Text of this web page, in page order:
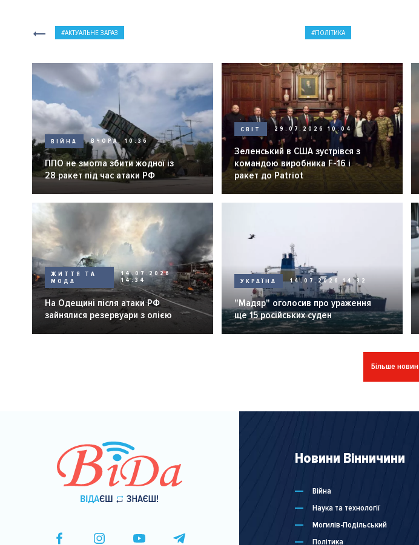
АКТУАЛЬНЕ ЗАРАЗ ПОЛІТИКА
ВІЙНА ВЧОРА, 10:36
ППО не змогла збити жодної із
28 ракет під час атаки РФ
СВІТ 29.07.2026 10:04
Зеленський в США зустрівся з
командою виробника F-16 і
ракет до Patriot
ЖИТТЯ ТА
МОДА
14.07.2026
14:34
На Одещині після атаки РФ
зайнялися резервуари з олією
УКРАЇНА 14.07.2026 14:32
"Мадяр" оголосив про ураження
ще 15 російських суден
Більше новин
Новини Вінничини
Війна
Наука та технології
Могилів-Подільський
Політика